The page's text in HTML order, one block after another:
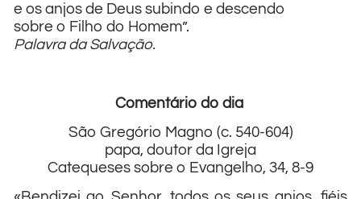
e os anjos de Deus subindo e descendo
sobre o Filho do Homem”.
Palavra da Salvação.
Comentário do dia
São Gregório Magno (c. 540-604)
papa, doutor da Igreja
Catequeses sobre o Evangelho, 34, 8-9